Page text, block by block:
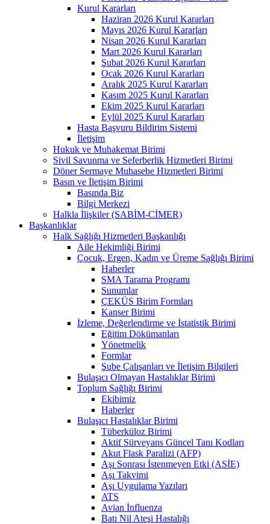
Kurul Kararları
Haziran 2026 Kurul Kararları
Mayıs 2026 Kurul Kararları
Nisan 2026 Kurul Kararları
Mart 2026 Kurul Kararları
Şubat 2026 Kurul Kararları
Ocak 2026 Kurul Kararları
Aralık 2025 Kurul Kararları
Kasım 2025 Kurul Kararları
Ekim 2025 Kurul Kararları
Eylül 2025 Kurul Kararları
Hasta Başvuru Bildirim Sistemi
İletişim
Hukuk ve Muhakemat Birimi
Sivil Savunma ve Seferberlik Hizmetleri Birimi
Döner Sermaye Muhasebe Hizmetleri Birimi
Basın ve İletişim Birimi
Basında Biz
Bilgi Merkezi
Halkla İlişkiler (SABİM-CİMER)
Başkanlıklar
Halk Sağlığı Hizmetleri Başkanlığı
Aile Hekimliği Birimi
Çocuk, Ergen, Kadın ve Üreme Sağlığı Birimi
Haberler
SMA Tarama Programı
Sunumlar
ÇEKÜS Birim Formları
Kanser Birimi
İzleme, Değerlendirme ve İstatistik Birimi
Eğitim Dökümanları
Yönetmelik
Formlar
Şube Çalışanları ve İletişim Bilgileri
Bulaşıcı Olmayan Hastalıklar Birimi
Toplum Sağlığı Birimi
Ekibimiz
Haberler
Bulaşıcı Hastalıklar Birimi
Tüberküloz Birimi
Aktif Sürveyans Güncel Tanı Kodları
Akut Flask Paralizi (AFP)
Aşı Sonrası İstenmeyen Etki (ASİE)
Aşı Takvimi
Aşı Uygulama Yazıları
ATS
Avian İnfluenza
Batı Nil Ateşi Hastalığı